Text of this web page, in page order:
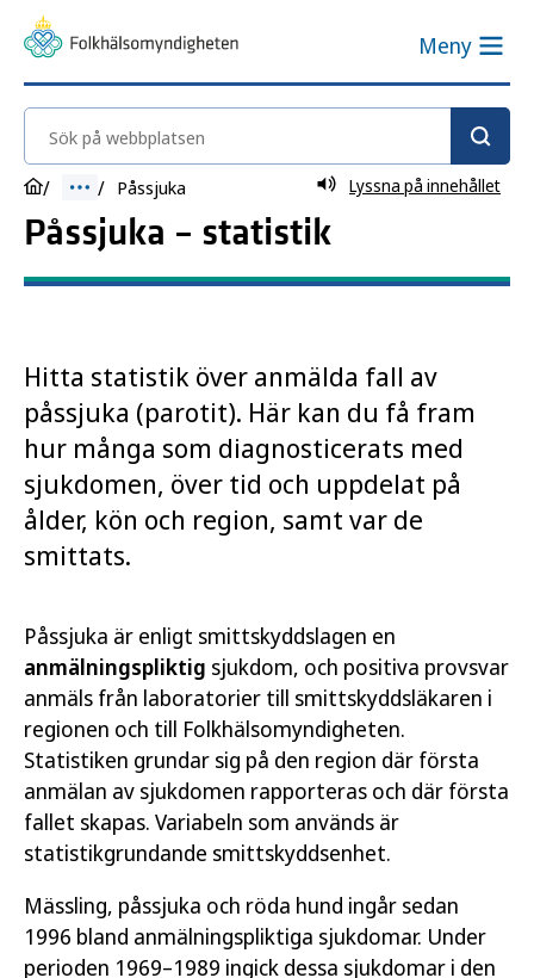
Meny
Sök på webbplatsen
Påssjuka Lyssna på innehållet
Påssjuka – statistik
Hitta statistik över anmälda fall av
påssjuka (parotit). Här kan du få fram
hur många som diagnosticerats med
sjukdomen, över tid och uppdelat på
ålder, kön och region, samt var de
smittats.
Påssjuka är enligt smittskyddslagen en
anmälningspliktig sjukdom, och positiva provsvar
anmäls från laboratorier till smittskyddsläkaren i
regionen och till Folkhälsomyndigheten.
Statistiken grundar sig på den region där första
anmälan av sjukdomen rapporteras och där första
fallet skapas. Variabeln som används är
statistikgrundande smittskyddsenhet.
Mässling, påssjuka och röda hund ingår sedan
1996 bland anmälningspliktiga sjukdomar. Under
perioden 1969–1989 ingick dessa sjukdomar i den